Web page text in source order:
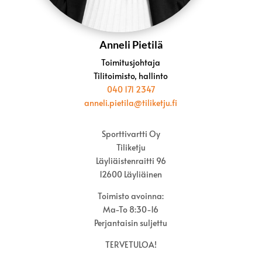
Anneli Pietilä
Toimitusjohtaja
Tilitoimisto, hallinto
040 171 2347
anneli.pietila@tiliketju.fi
Sporttivartti Oy​
Tiliketju
Läyliäistenraitti 96
12600 Läyliäinen
Toimisto avoinna:
Ma-To 8:30-16
Perjantaisin suljettu
TERVETULOA!